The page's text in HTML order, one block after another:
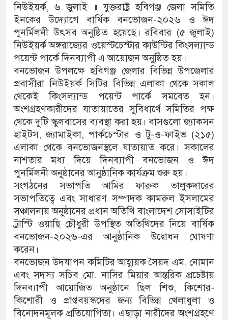
নিউইয়র্ক, ৬ জুলাই ॥ যুক্তরাষ্ট্র হবিগঞ্জ জেলা সমিতি
ইনকের উদ্যোগে বার্ষিক বনভোজন-২০২৬ ও ঈদ
পুনর্মিলনী উৎসব অনুষ্ঠিত হয়েছে। রবিবার (৫ জুলাই)
নিউইয়র্ক অঙ্গরাজ্যের ওয়েস্টচেস্টার কাউন্টির কিংসল্যান্ড
পয়েন্ট পার্কে দিনব্যাপী এ আয়োজন অনুষ্ঠিত হয়।
বনভোজন উপলক্ষে হবিগঞ্জ জেলার বিভিন্ন উপজেলার
প্রবাসীরা নিউইয়র্ক সিটির বিভিন্ন এলাকা থেকে সকাল
থেকেই কিংসল্যান্ড পয়েন্ট পার্কে সমবেত হন।
অংশগ্রহণকারীদের যাতায়াতের সুবিধার্থে সমিতির পক্ষ
থেকে দুটি স্কুলবাসের ব্যবস্থা করা হয়। বাসগুলো জ্যাকসন
হাইটস, জ্যামাইকা, পার্কচেস্টার ও টু-ও-ফাইভ (২১৫)
এলাকা থেকে বনভোজনস্থলে যাতায়াত করে। সকালের
নাশতার মধ্য দিয়ে দিনব্যাপী বনভোজন ও ঈদ
পুনর্মিলনী অনুষ্ঠানের আনুষ্ঠানিক কার্যক্রম শুরু হয়।
সংগঠনের সভাপতি আমির ফারুক তালুকদারের
সভাপতিত্বে এবং সাধারণ সম্পাদক কামরুল ইসলামের
সঞ্চালনায় অনুষ্ঠানের প্রধান অতিথি বাংলাদেশ সোসাইটির
ট্রাস্টি ওয়াছি চৌধুরী উপস্থিত অতিথিদের নিয়ে বার্ষিক
বনভোজন-২০২৬-এর আনুষ্ঠানিক উদ্বোধন ঘোষণা
করেন।
বনভোজন উদযাপন কমিটির আহ্বায়ক সৈয়দ এম. নোমান
এবং সদস্য সচিব মো. নাসির মিয়ার আন্তরিক প্রচেষ্টায়
দিনব্যাপী আয়োজিত অনুষ্ঠানে ছিল শিশু, কিশোর-
কিশোরী ও প্রাপ্তবয়স্কদের জন্য বিভিন্ন খেলাধুলা ও
বিনোদনমূলক প্রতিযোগিতা। এছাড়া নারীদের অংশগ্রহণে